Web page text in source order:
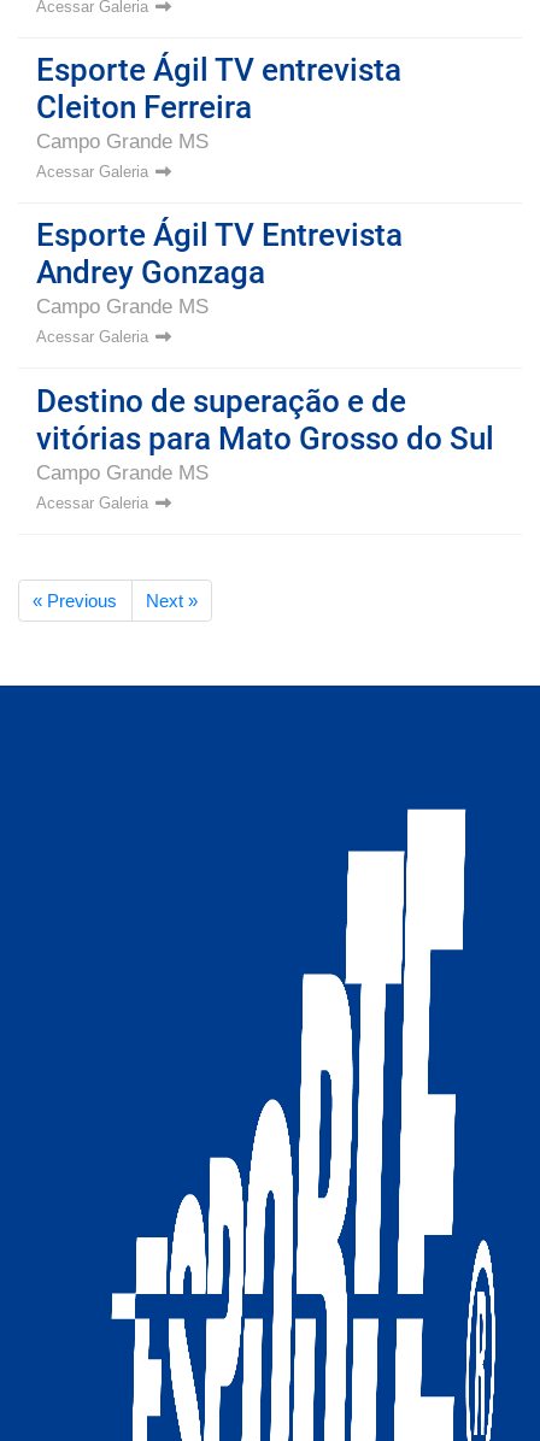
Acessar Galeria
Esporte Ágil TV entrevista
Cleiton Ferreira
Campo Grande MS
Acessar Galeria
Esporte Ágil TV Entrevista
Andrey Gonzaga
Campo Grande MS
Acessar Galeria
Destino de superação e de
vitórias para Mato Grosso do Sul
Campo Grande MS
Acessar Galeria
« Previous Next »